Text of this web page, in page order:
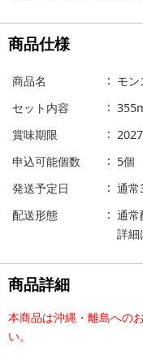
商品仕様
商品名
モ
セット内容
賞味期限
申込可能個数
5個
発送予定日
通常
配送形態
通常
詳細
商品詳細
本商品は沖縄・離島への
い。